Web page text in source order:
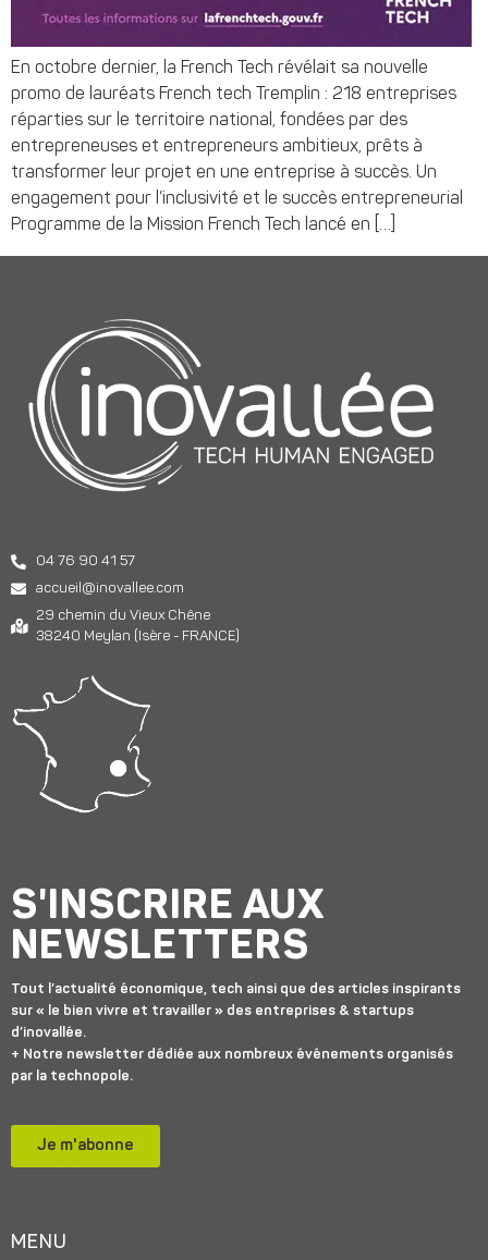
En octobre dernier, la French Tech révélait sa nouvelle
promo de lauréats French tech Tremplin : 218 entreprises
réparties sur le territoire national, fondées par des
entrepreneuses et entrepreneurs ambitieux, prêts à
transformer leur projet en une entreprise à succès. Un
engagement pour l’inclusivité et le succès entrepreneurial
Programme de la Mission French Tech lancé en […]
04 76 90 41 57
accueil@inovallee.com
29 chemin du Vieux Chêne
38240 Meylan (Isère - FRANCE)
S'INSCRIRE AUX
NEWSLETTERS
Tout l’actualité économique, tech ainsi que des articles inspirants
sur « le bien vivre et travailler » des entreprises & startups
d’inovallée.
+ Notre newsletter dédiée aux nombreux événements organisés
par la technopole.
Je m'abonne
MENU